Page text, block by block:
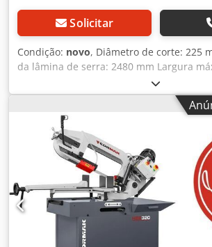
Solicitar
Condição: novo, Diâmetro de corte: 225
da lâmina de serra: 2480 mm Largura
245 x 150 mm Tensão: 230 V Potência do
Dimensões da lâmina de serra: 2480 x
em ângulo: 0 - 60° Velocidade de corte:
da máquina: aprox. 185 kg Necessidade
1,4 x 0,69 x 1,7 m MÁQUINA NOVA
IVA - Velocidade infinitamente variável -
Corte em esquadria - Lâmina de serra
de material - Base da máquina Djdpfx
Sistema de refrigeração